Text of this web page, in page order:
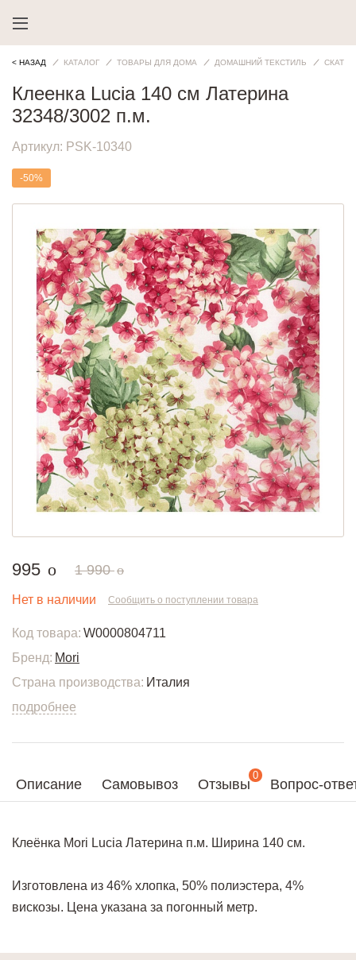
< НАЗАД КАТАЛОГ ТОВАРЫ ДЛЯ ДОМА ДОМАШНИЙ ТЕКСТИЛЬ
Описание Самовывоз Отзывы
0
Вопрос-
Клеёнка Mori Lucia Латерина п.м. Ширина 140 см.
Изготовлена из 46% хлопка, 50% полиэстера, 4%
вискозы. Цена указана за погонный метр.
Клеенка Lucia 140 см Латерина
32348/3002 п.м.
Артикул: PSK-10340
-50%
995 руб.
o 1 990руб.
o
Нет в наличии Сообщить о поступлении товара
Код товара: W0000804711
Бренд: Mori
Страна производства: Италия
подробнее